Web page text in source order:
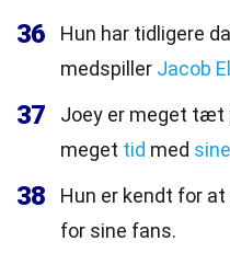
36
Hun har tidligere
medspiller Jacob
37
Joey er meget tæt
meget tid med sine
38
Hun er kendt for
for sine fans.